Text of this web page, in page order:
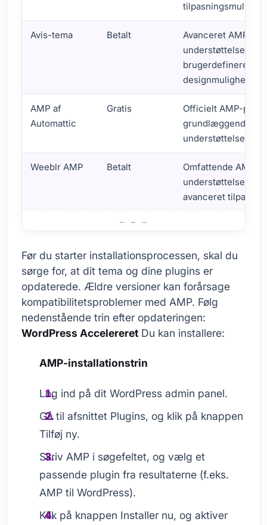
Avis-tema Betalt
Avanceret AMP-
understøttelse,
brugerdefinerede
designmuligheder
AMP af
Automattic
Gratis
Officielt AMP-
grundlæggende
understøttelse
Weeblr AMP Betalt
Omfattende AMP-
understøttelse,
avanceret
Før du starter installationsprocessen, skal du
sørge for, at dit tema og dine plugins er
opdaterede. Ældre versioner kan forårsage
kompatibilitetsproblemer med AMP. Følg
nedenstående trin efter opdateringen:
WordPress Accelereret Du kan installere:
AMP-installationstrin
Log ind på dit WordPress admin panel.
Gå til afsnittet Plugins, og klik på knappen
Tilføj ny.
Skriv AMP i søgefeltet, og vælg et
passende plugin fra resultaterne (f.eks.
AMP til WordPress).
Klik på knappen Installer nu, og aktiver